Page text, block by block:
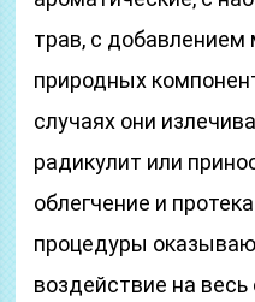
трав, с добавлением
природных
случаях они
радикулит или
облегчение и
процедуры
воздействие на